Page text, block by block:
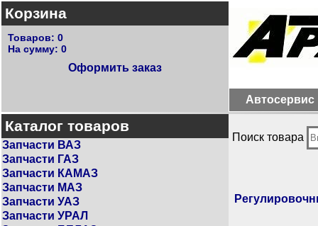
Корзина
Товаров: 0
На сумму: 0
Оформить заказ
Автосервис
Каталог товаров
Запчасти ВАЗ
Запчасти ГАЗ
Запчасти КАМАЗ
Запчасти МАЗ
Запчасти УАЗ
Запчасти УРАЛ
Поиск товара